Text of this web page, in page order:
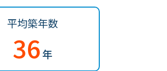
平均築年数
36年